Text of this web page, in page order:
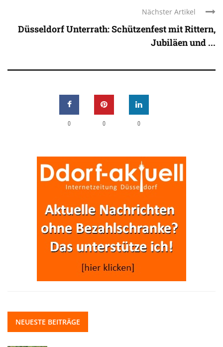
Nächster Artikel
Düsseldorf Unterrath: Schützenfest mit Rittern,
Jubiläen und ...
0 0 0
NEUESTE BEITRÄGE